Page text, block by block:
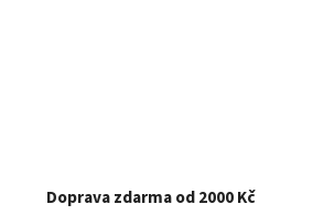
Doprava zdarma od 2000 Kč